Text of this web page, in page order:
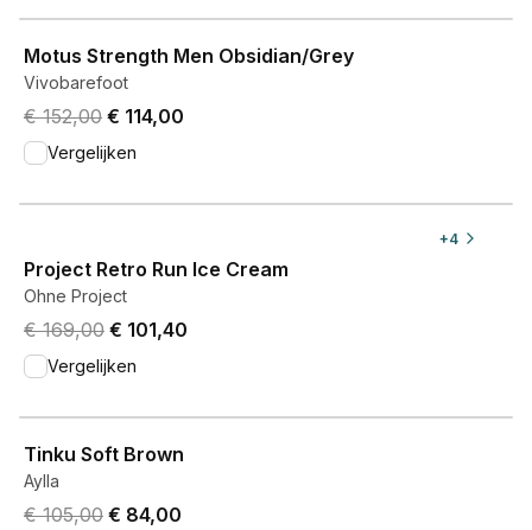
Motus Strength Men Obsidian/Grey
Vivobarefoot
Original price was € 152,00.
€ 152,00 Current price is € 114,00.
€ 114,00
Vergelijken
+4
Project Retro Run Ice Cream
Ohne Project
Original price was € 169,00.
€ 169,00 Current price is € 101,40.
€ 101,40
Vergelijken
Tinku Soft Brown
Aylla
Original price was € 105,00.
€ 105,00 Current price is € 84,00.
€ 84,00